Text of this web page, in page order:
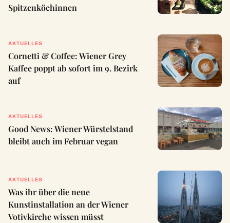
Spitzenköchinnen
AKTUELLES
Cornetti & Coffee: Wiener Grey
Kaffee poppt ab sofort im 9. Bezirk
auf
AKTUELLES
Good News: Wiener Würstelstand
bleibt auch im Februar vegan
AKTUELLES
Was ihr über die neue
Kunstinstallation an der Wiener
Votivkirche wissen müsst